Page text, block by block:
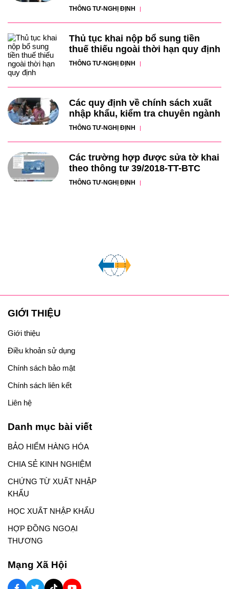
THÔNG TƯ-NGHỊ ĐỊNH
Thủ tục khai nộp bổ sung tiền
thuế thiếu ngoài thời hạn quy định
THÔNG TƯ-NGHỊ ĐỊNH
Các quy định về chính sách xuất
nhập khẩu, kiểm tra chuyên ngành
THÔNG TƯ-NGHỊ ĐỊNH
Các trường hợp được sửa tờ khai
theo thông tư 39/2018-TT-BTC
THÔNG TƯ-NGHỊ ĐỊNH
GIỚI THIỆU
Giới thiệu
Điều khoản sử dụng
Chính sách bảo mật
Chính sách liên kết
Liên hệ
Danh mục bài viết
BẢO HIỂM HÀNG HÓA
CHIA SẺ KINH NGHIỆM
CHỨNG TỪ XUẤT NHẬP
KHẨU
HỌC XUẤT NHẬP KHẨU
HỢP ĐỒNG NGOẠI
THƯƠNG
Mạng Xã Hội